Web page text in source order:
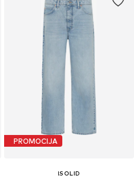
PROMOCIJA
!SOLID